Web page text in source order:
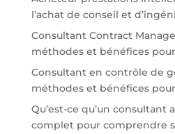
l’achat de conseil et
Consultant Contract
méthodes et bénéfices
Consultant en contrôle de
méthodes et bénéfices
Qu’est-ce qu’un consultant
complet pour comprendre